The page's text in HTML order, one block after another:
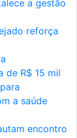
a gestão
reforça
de R$ 15 mil
a saúde
encontro